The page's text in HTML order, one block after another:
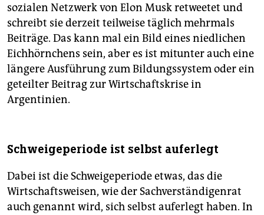
sozialen Netzwerk von Elon Musk retweetet und
schreibt sie derzeit teilweise täglich mehrmals
Beiträge. Das kann mal ein Bild eines niedlichen
Eichhörnchens sein, aber es ist mitunter auch eine
längere Ausführung zum Bildungssystem oder ein
geteilter Beitrag zur Wirtschaftskrise in
Argentinien.
Schweigeperiode ist selbst auferlegt
Dabei ist die Schweigeperiode etwas, das die
Wirtschaftsweisen, wie der Sachverständigenrat
auch genannt wird, sich selbst auferlegt haben. In